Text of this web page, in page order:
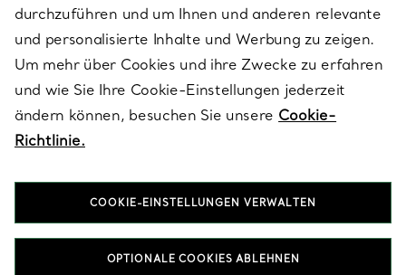
RECHTLICHE HINWEISE
FOLGEN SIE UNS
durchzuführen und um Ihnen und anderen relevante
und personalisierte Inhalte und Werbung zu zeigen.
Um mehr über Cookies und ihre Zwecke zu erfahren
und wie Sie Ihre Cookie-Einstellungen jederzeit
ändern können, besuchen Sie unsere Cookie-
Richtlinie.
COOKIE-EINSTELLUNGEN VERWALTEN
OPTIONALE COOKIES ABLEHNEN